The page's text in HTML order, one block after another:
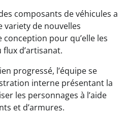
composants de véhicules a
variety de nouvelles
conception pour qu’elle les
d’artisanat.
progressé, l’équipe se
interne présentant la
les personnages à l’aide
et d’armures.